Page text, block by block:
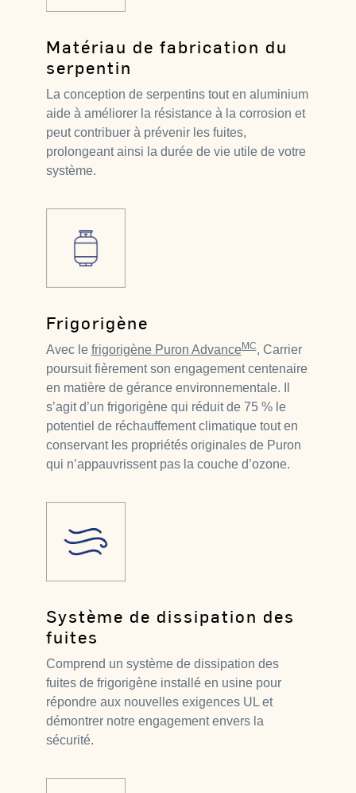
Matériau de fabrication du
serpentin
La conception de serpentins tout en aluminium
aide à améliorer la résistance à la corrosion et
peut contribuer à prévenir les fuites,
prolongeant ainsi la durée de vie utile de votre
système.
Frigorigène
Avec le frigorigène Puron AdvanceMC, Carrier
poursuit fièrement son engagement centenaire
en matière de gérance environnementale. Il
s’agit d’un frigorigène qui réduit de 75 % le
potentiel de réchauffement climatique tout en
conservant les propriétés originales de Puron
qui n’appauvrissent pas la couche d’ozone.
Système de dissipation des
fuites
Comprend un système de dissipation des
fuites de frigorigène installé en usine pour
répondre aux nouvelles exigences UL et
démontrer notre engagement envers la
sécurité.